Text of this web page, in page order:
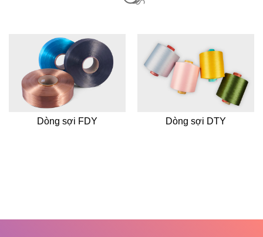
Dòng sợi FDY Dòng sợi DTY